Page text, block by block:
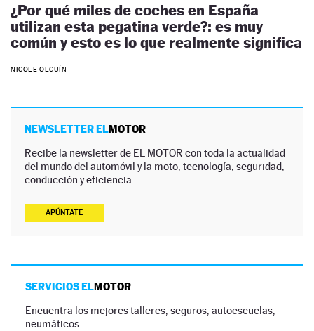
¿Por qué miles de coches en España
utilizan esta pegatina verde?: es muy
común y esto es lo que realmente significa
NICOLE OLGUÍN
NEWSLETTER ELMOTOR
Recibe la newsletter de EL MOTOR con toda la actualidad
del mundo del automóvil y la moto, tecnología, seguridad,
conducción y eficiencia.
APÚNTATE
SERVICIOS ELMOTOR
Encuentra los mejores talleres, seguros, autoescuelas,
neumáticos…